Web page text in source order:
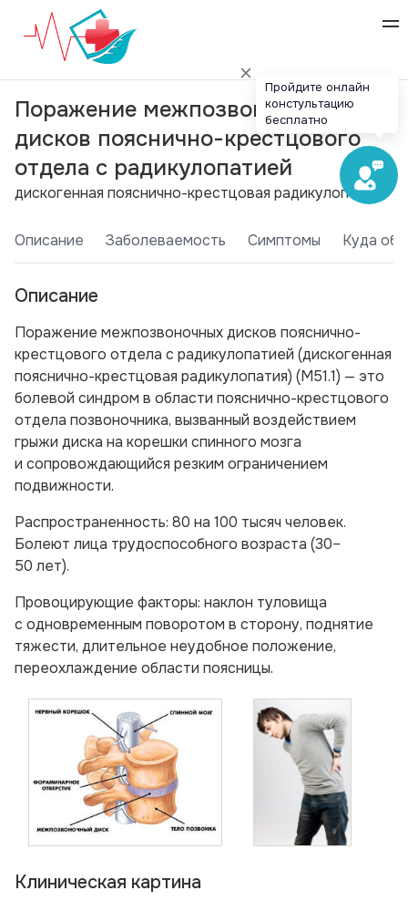
Поражение межпозвоночных
дисков пояснично-крестцового
отдела с радикулопатией
дискогенная пояснично-крестцовая радикулопатия
Описание Заболеваемость Симптомы Куда
Описание
Поражение межпозвоночных дисков пояснично-
крестцового отдела с радикулопатией (дискогенная
пояснично-крестцовая радикулопатия) (М51.1) — это
болевой синдром в области пояснично-крестцового
отдела позвоночника, вызванный воздействием
грыжи диска на корешки спинного мозга
и сопровождающийся резким ограничением
подвижности.
Распространенность: 80 на 100 тысяч человек.
Болеют лица трудоспособного возраста (30–
50 лет).
Провоцирующие факторы: наклон туловища
с одновременным поворотом в сторону, поднятие
тяжести, длительное неудобное положение,
переохлаждение области поясницы.
Клиническая картина
Пройдите онлайн
констультацию
бесплатно